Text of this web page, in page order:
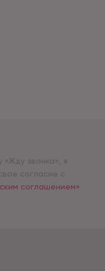
«Жду звонка», я
согласие с
соглашением»